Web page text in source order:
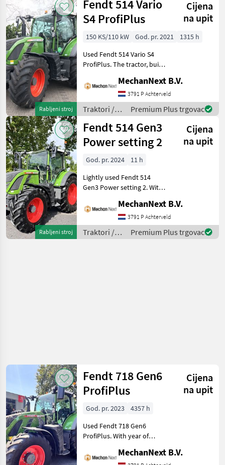
Rabljeni stroj
Fendt 514 Vario
S4 ProfiPlus
Cijena
na upit
150 KS/110 kW God. pr. 2021
1315 h
Used Fendt 514 Vario S4
ProfiPlus. The tractor, built
power of 150 hp and has
1.315 operating hours.
Transmission 50 km/h
version PTO spe
MechanNext B.V.
3791 P Achterveld
Traktori /
Fendt
Premium Plus trgovac
Rabljeni stroj
Fendt 514 Gen3
Power setting 2
Cijena
na upit
God. pr. 2024
11 h
Lightly used Fendt 514
Gen3 Power setting 2. With
and 11 operating hours.
Transmission 50 km/h
version PTO speed: 540 /
540E / 1000 Re
MechanNext B.V.
3791 P Achterveld
Traktori /
Fendt
Premium Plus trgovac
Fendt 718 Gen6
ProfiPlus
Cijena
na upit
God. pr. 2023
4357 h
Used Fendt 718 Gen6
ProfiPlus. With year of
357 operating hours.MechanNext B.V.